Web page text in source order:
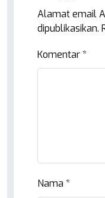
Alamat email
dipublikasikan.
Komentar*
Nama*